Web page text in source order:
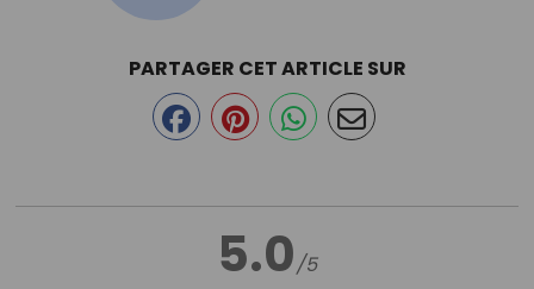
5.0/5
PARTAGER CET ARTICLE SUR